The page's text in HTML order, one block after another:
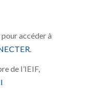
accéder à
de l’IEIF,